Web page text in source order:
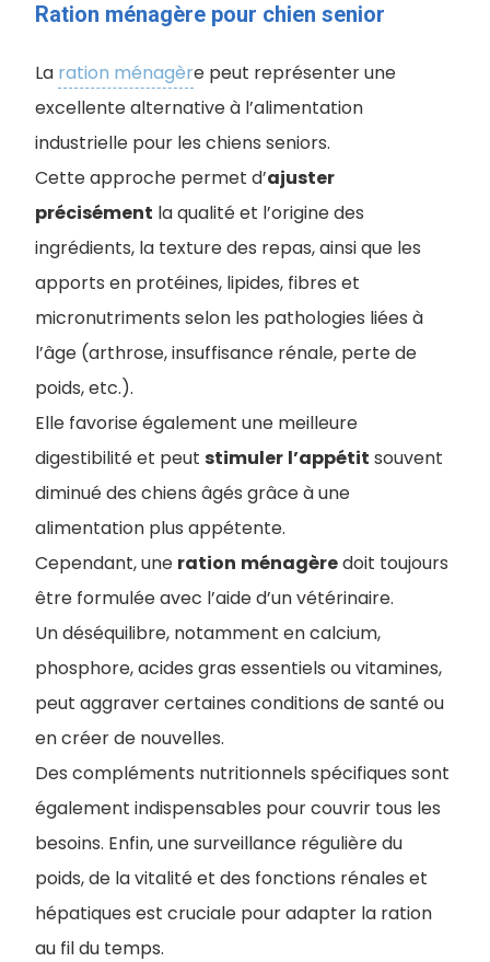
Ration ménagère pour chien senior
La ration ménagère peut représenter une
excellente alternative à l’alimentation
industrielle pour les chiens seniors.
Cette approche permet d’ajuster
précisément la qualité et l’origine des
ingrédients, la texture des repas, ainsi que les
apports en protéines, lipides, fibres et
micronutriments selon les pathologies liées à
l’âge (arthrose, insuffisance rénale, perte de
poids, etc.).
Elle favorise également une meilleure
digestibilité et peut stimuler l’appétit souvent
diminué des chiens âgés grâce à une
alimentation plus appétente.
Cependant, une ration ménagèredoit toujours
être formulée avec l’aide d’un vétérinaire.
Un déséquilibre, notamment en calcium,
phosphore, acides gras essentiels ou vitamines,
peut aggraver certaines conditions de santé ou
en créer de nouvelles.
Des compléments nutritionnels spécifiques sont
également indispensables pour couvrir tous les
besoins. Enfin, une surveillance régulière du
poids, de la vitalité et des fonctions rénales et
hépatiques est cruciale pour adapter la ration
au fil du temps.